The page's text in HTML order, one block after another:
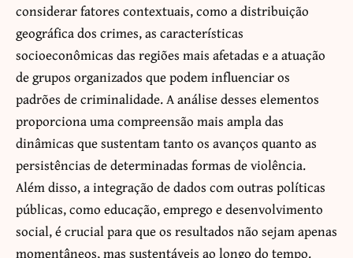
considerar fatores contextuais, como a distribuição
geográfica dos crimes, as características
socioeconômicas das regiões mais afetadas e a atuação
de grupos organizados que podem influenciar os
padrões de criminalidade. A análise desses elementos
proporciona uma compreensão mais ampla das
dinâmicas que sustentam tanto os avanços quanto as
persistências de determinadas formas de violência.
Além disso, a integração de dados com outras políticas
públicas, como educação, emprego e desenvolvimento
social, é crucial para que os resultados não sejam apenas
momentâneos, mas sustentáveis ao longo do tempo.